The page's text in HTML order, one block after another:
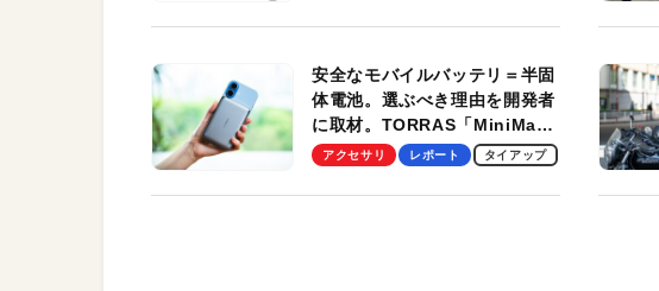
安全なモバイルバッテリ＝半固
体電池。選ぶべき理由を開発者
に取材。TORRAS「MiniMag
Pro」の実機レビューも
アクセサリ レポート タイアップ